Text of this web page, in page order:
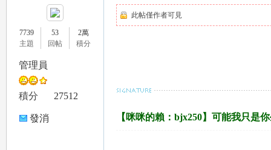
7739
主題
53
回帖
2萬
積分
管理員
積分 27512
發消
此帖僅作者可見
【咪咪的賴：bjx250】可能我只是